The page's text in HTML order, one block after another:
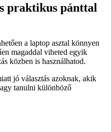
praktikus pánttal
a laptop asztal könnyen
magaddal viheted egyik
közben is használhatod.
jó választás azoknak, akik
tanulni különböző